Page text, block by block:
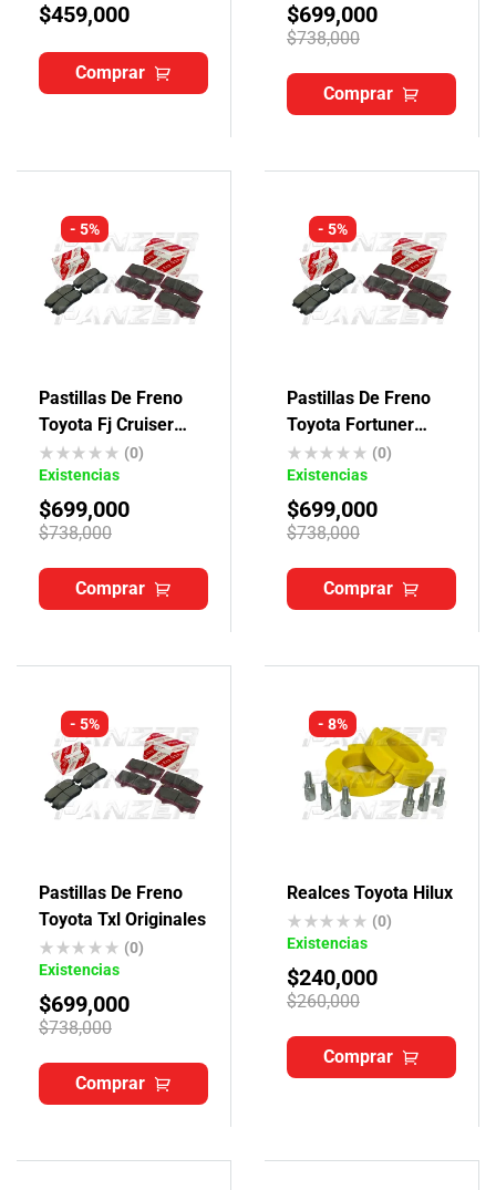
$459,000
Comprar
$738,000
$699,000
Comprar
- 5%
Pastillas De Freno
Toyota Fj Cruiser
Originales (0)
Existencias
$738,000
$699,000
Comprar
- 5%
Pastillas De Freno
Toyota Fortuner
Originales (0)
Existencias
$738,000
$699,000
Comprar
- 5%
Pastillas De Freno
Toyota Txl Originales
(0)
Existencias
$738,000
$699,000
Comprar
- 8%
Realces Toyota Hilux
(0)
Existencias
$260,000
$240,000
Comprar